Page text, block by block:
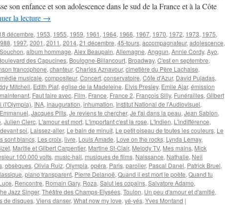
son enfance et son adolescence dans le sud de la France et à la Côte
la lecture →
décembre, 1953, 1955, 1959, 1961 , 1964, 1966, 1967, 1970, 1972, 1973, 1975,
, 1997, 2001 , 2011 , 2014, 21 décembre, 45-tours, accompagnateur, adolescence,
, album hommage, Alex Beaupain, Allemagne, Anggun, Annie Cordy, Ayo,
des Capucines, Boulogne-Billancourt, Broadway, C'est en septembre,
francophone, chanteur, Charles Aznavour, cimetière du Père Lachaise,
musicale, compositeur, Concert, conservatoire, Côte d'Azur, David Pujadas,
Mitchell, Edith Piaf, église de la Madeleine, Elvis Presley, Emile Ajar, émission
, Faut faire avec, Film, France, France 2, François Silly, Funérailles, Gilbert
(l'Olympia), INA, inauguration, inhumation, Institut National de l'Audiovisuel,
, Jacques Pills, Je reviens te chercher, Je t'ai dans la peau, Jean Sablon,
, Julien Clerc, L'amour est mort, L'important c'est la rose, L'Indien, L'indifférence,
soi, Laissez-aller, Le bain de minuit, Le petit oiseau de toutes les couleurs, Le
sont blancs, Les croix, livre, Louis Amade, Love on the rocks, Lynda Lemay,
, Maritie et Gilbert Carpentier, Martine St-Clair, Melody TV, Mes mains, Mick
100.000 volts, music-hall, musiques de films, Naissance, Nathalie, Neil
, obsèques, Olivia Ruiz, Olympia, opéra, Paris, parolier, Pascal Danel, Patrick Bruel,
, piano transparent, Pierre Delanoë, Quand il est mort le poète, Quand tu
, Rencontre, Romain Gary, Roza, Salut les copains, Salvatore Adamo,
Jazz Singer, Théâtre des Champs-Elysées, Toulon, Un peu d'amour et d'amitié,
de disques, Viens danser, What now my love, yé-yés, Yves Montand |